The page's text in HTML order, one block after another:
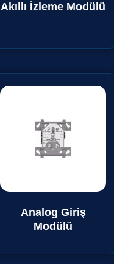
Akıllı İzleme Modülü
Analog Giriş
Modülü